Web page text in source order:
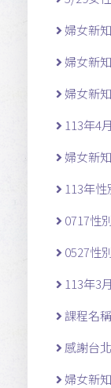
婦女新
婦女新
婦女新
113年4
婦女新
113年
0717性
0527性
113年3
課程名
感謝台
婦女新